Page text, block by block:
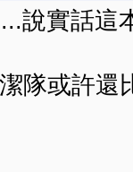
說實話這
隊或許還